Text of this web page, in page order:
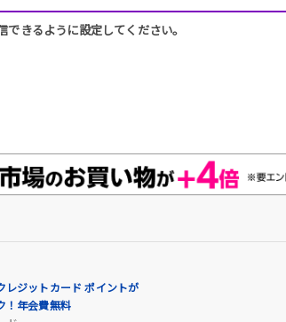
きるように設定してください。
レジットカード ポイントが
！年会費無料